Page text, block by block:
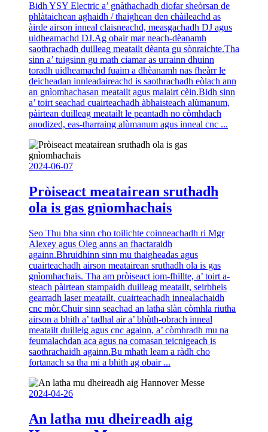
Bidh YSY Electric a’ gnàthachadh diofar sheòrsan de
phlàtaichean aghaidh / thaighean den chàileachd as
àirde airson inneal claisneachd, measgachadh DJ agus
uidheamachd DJ.Ag obair mar neach-dèanamh
saothrachadh duilleag meatailt dèanta gu sònraichte.Tha
sinn a’ tuigsinn gu math ciamar as urrainn dhuinn
toradh uidheamachd fuaim a dhèanamh nas fheàrr le
deicheadan innleadaireachd is saothrachadh eòlach ann
an gnìomhachasan meatailt agus malairt cèin.Bidh sinn
a’ toirt seachad cuairteachadh àbhaisteach alùmanum,
pàirtean duilleag meatailt le peantadh no còmhdach
anodized, eas-tharraing alùmanum agus inneal cnc ...
2024-06-07
Pròiseact meatairean sruthadh
ola is gas gnìomhachais
Seo Thu bha sinn cho toilichte coinneachadh ri Mgr
Alexey agus Oleg anns an fhactaraidh
againn.Bhruidhinn sinn mu thaigheadas agus
cuairteachadh airson meatairean sruthadh ola is gas
gnìomhachais. Tha am pròiseact iom-fhillte, a’ toirt a-
steach pàirtean stampaidh duilleag meatailt, seirbheis
gearradh laser meatailt, cuairteachadh innealachaidh
cnc mòr.Chuir sinn seachad an latha slàn còmhla riutha
airson a bhith a’ tadhal air a’ bhùth-obrach inneal
meatailt duilleig agus cnc againn, a’ còmhradh mu na
feumalachdan aca agus na comasan teicnigeach is
saothrachaidh againn.Bu mhath leam a ràdh cho
fortanach sa tha mi a bhith ag obair ...
2024-04-26
An latha mu dheireadh aig